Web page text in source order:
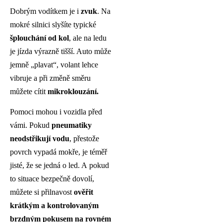
Dobrým vodítkem je i zvuk. Na
mokré silnici slyšíte typické
šplouchání od kol, ale na ledu
je jízda výrazně tišší. Auto může
jemně „plavat“, volant lehce
vibruje a při změně směru
můžete cítit mikroklouzání.
Pomoci mohou i vozidla před
vámi. Pokud pneumatiky
neodstřikují vodu, přestože
povrch vypadá mokře, je téměř
jisté, že se jedná o led. A pokud
to situace bezpečně dovolí,
můžete si přilnavost ověřit
krátkým a kontrolovaným
brzdným pokusem na rovném